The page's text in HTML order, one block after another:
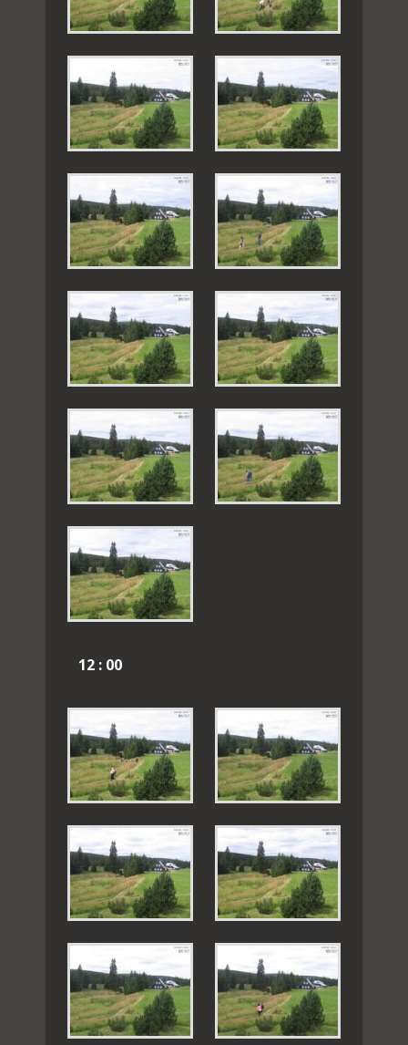
12 : 00